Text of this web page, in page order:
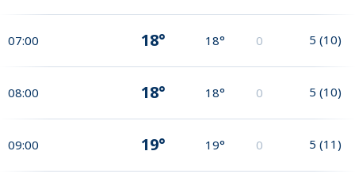
07:00 18° 18° 0 5 (10)
08:00 18° 18° 0 5 (10)
09:00 19° 19° 0 5 (11)